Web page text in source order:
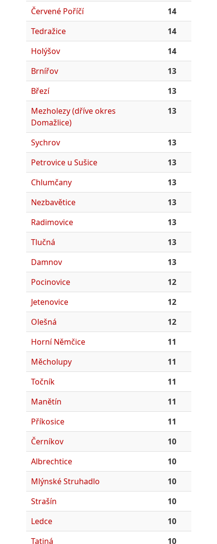
Červené Poříčí
14
Tedražice
14
Holýšov
14
Brnířov
13
Březí
13
Mezholezy (dříve okres
Domažlice)
13
Sychrov
13
Petrovice u Sušice
13
Chlumčany
13
Nezbavětice
13
Radimovice
13
Tlučná
13
Damnov
13
Pocinovice
12
Jetenovice
12
Olešná
12
Horní Němčice
11
Měcholupy
11
Točník
11
Manětín
11
Příkosice
11
Černíkov
10
Albrechtice
10
Mlýnské Struhadlo
10
Strašín
10
Ledce
10
Tatiná
10